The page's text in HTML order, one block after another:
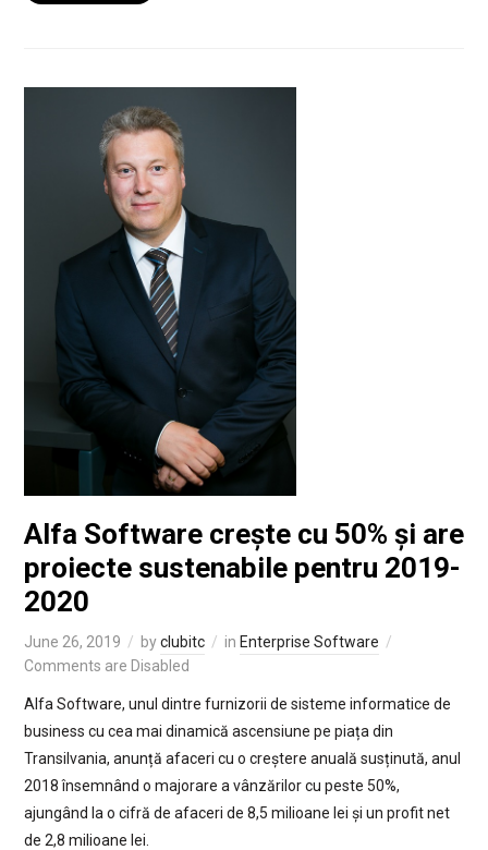
Alfa Software crește cu 50% și are
proiecte sustenabile pentru 2019-
2020
June 26, 2019 byclubitc in Enterprise Software
Comments are Disabled
Alfa Software, unul dintre furnizorii de sisteme informatice de
business cu cea mai dinamică ascensiune pe piața din
Transilvania, anunță afaceri cu o creștere anuală susținută, anul
2018 însemnând o majorare a vânzărilor cu peste 50%,
ajungând la o cifră de afaceri de 8,5 milioane lei și un profit net
de 2,8 milioane lei.